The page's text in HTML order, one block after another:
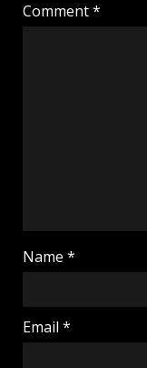
Comment*
Name *
Email *